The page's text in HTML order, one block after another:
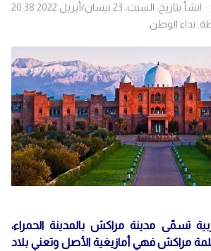
انشأ بتاريخ: السبت، 23 نيسان/أبريل 2022 20:38
نداء الوطن
تسمّى مدينة مراكش بالمدينة الحمراء،
مراكش فهي أمازيغية الأصل وتعني بلاد